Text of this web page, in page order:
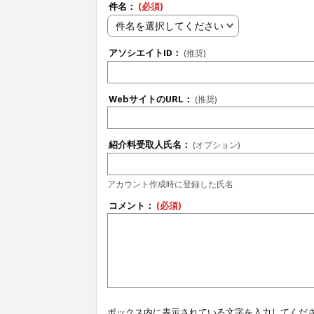
件名： (必須)
件名を選択してください
アソシエイトID： (推奨)
WebサイトのURL： (推奨)
紹介料受取人氏名： (オプション)
アカウント作成時に登録した氏名
コメント： (必須)